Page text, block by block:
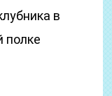
в
полке